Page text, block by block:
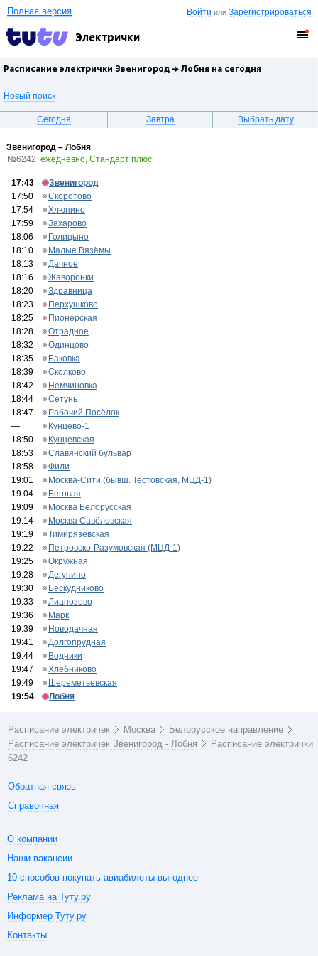
Войти илиЗарегистрироваться
Полная версия
Электрички
Расписание электрички Звенигород → Лобня на сегодня
Новый поиск
Сегодня Завтра Выбрать дату
Звенигород – Лобня
№6242 ежедневно, Стандарт плюс
17:43
Звенигород
17:50
Скоротово
17:54
Хлюпино
17:59
Захарово
18:06
Голицыно
18:10
Малые Вязёмы
18:13
Дачное
18:16
Жаворонки
18:20
Здравница
18:23
Перхушково
18:25
Пионерская
18:28
Отрадное
18:32
Одинцово
18:35
Баковка
18:39
Сколково
18:42
Немчиновка
18:44
Сетунь
18:47
Рабочий Посёлок
—
Кунцево-1
18:50
Кунцевская
18:53
Славянский бульвар
18:58
Фили
19:01
Москва-Сити (бывш. Тестовская, МЦД-1)
19:04
Беговая
19:09
Москва Белорусская
19:14
Москва Савёловская
19:19
Тимирязевская
19:22
Петровско-Разумовская (МЦД-1)
19:25
Окружная
19:28
Дегунино
19:30
Бескудниково
19:33
Лианозово
19:36
Марк
19:39
Новодачная
19:41
Долгопрудная
19:44
Водники
19:47
Хлебниково
19:49
Шереметьевская
19:54
Лобня
Расписание электричек Москва
Белорусское направление
Расписание электричек Звенигород - Лобня
Расписание электрички
6242
Обратная связь
Справочная
О компании
Наши вакансии
10 способов покупать авиабилеты выгоднее
Реклама на Туту.ру
Информер Туту.ру
Контакты